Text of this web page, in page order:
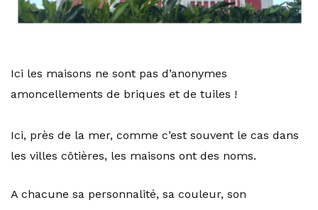
Ici les maisons ne sont pas d’anonymes
amoncellements de briques et de tuiles !
Ici, près de la mer, comme c’est souvent le cas dans
les villes côtières, les maisons ont des noms.
A chacune sa personnalité, sa couleur, son